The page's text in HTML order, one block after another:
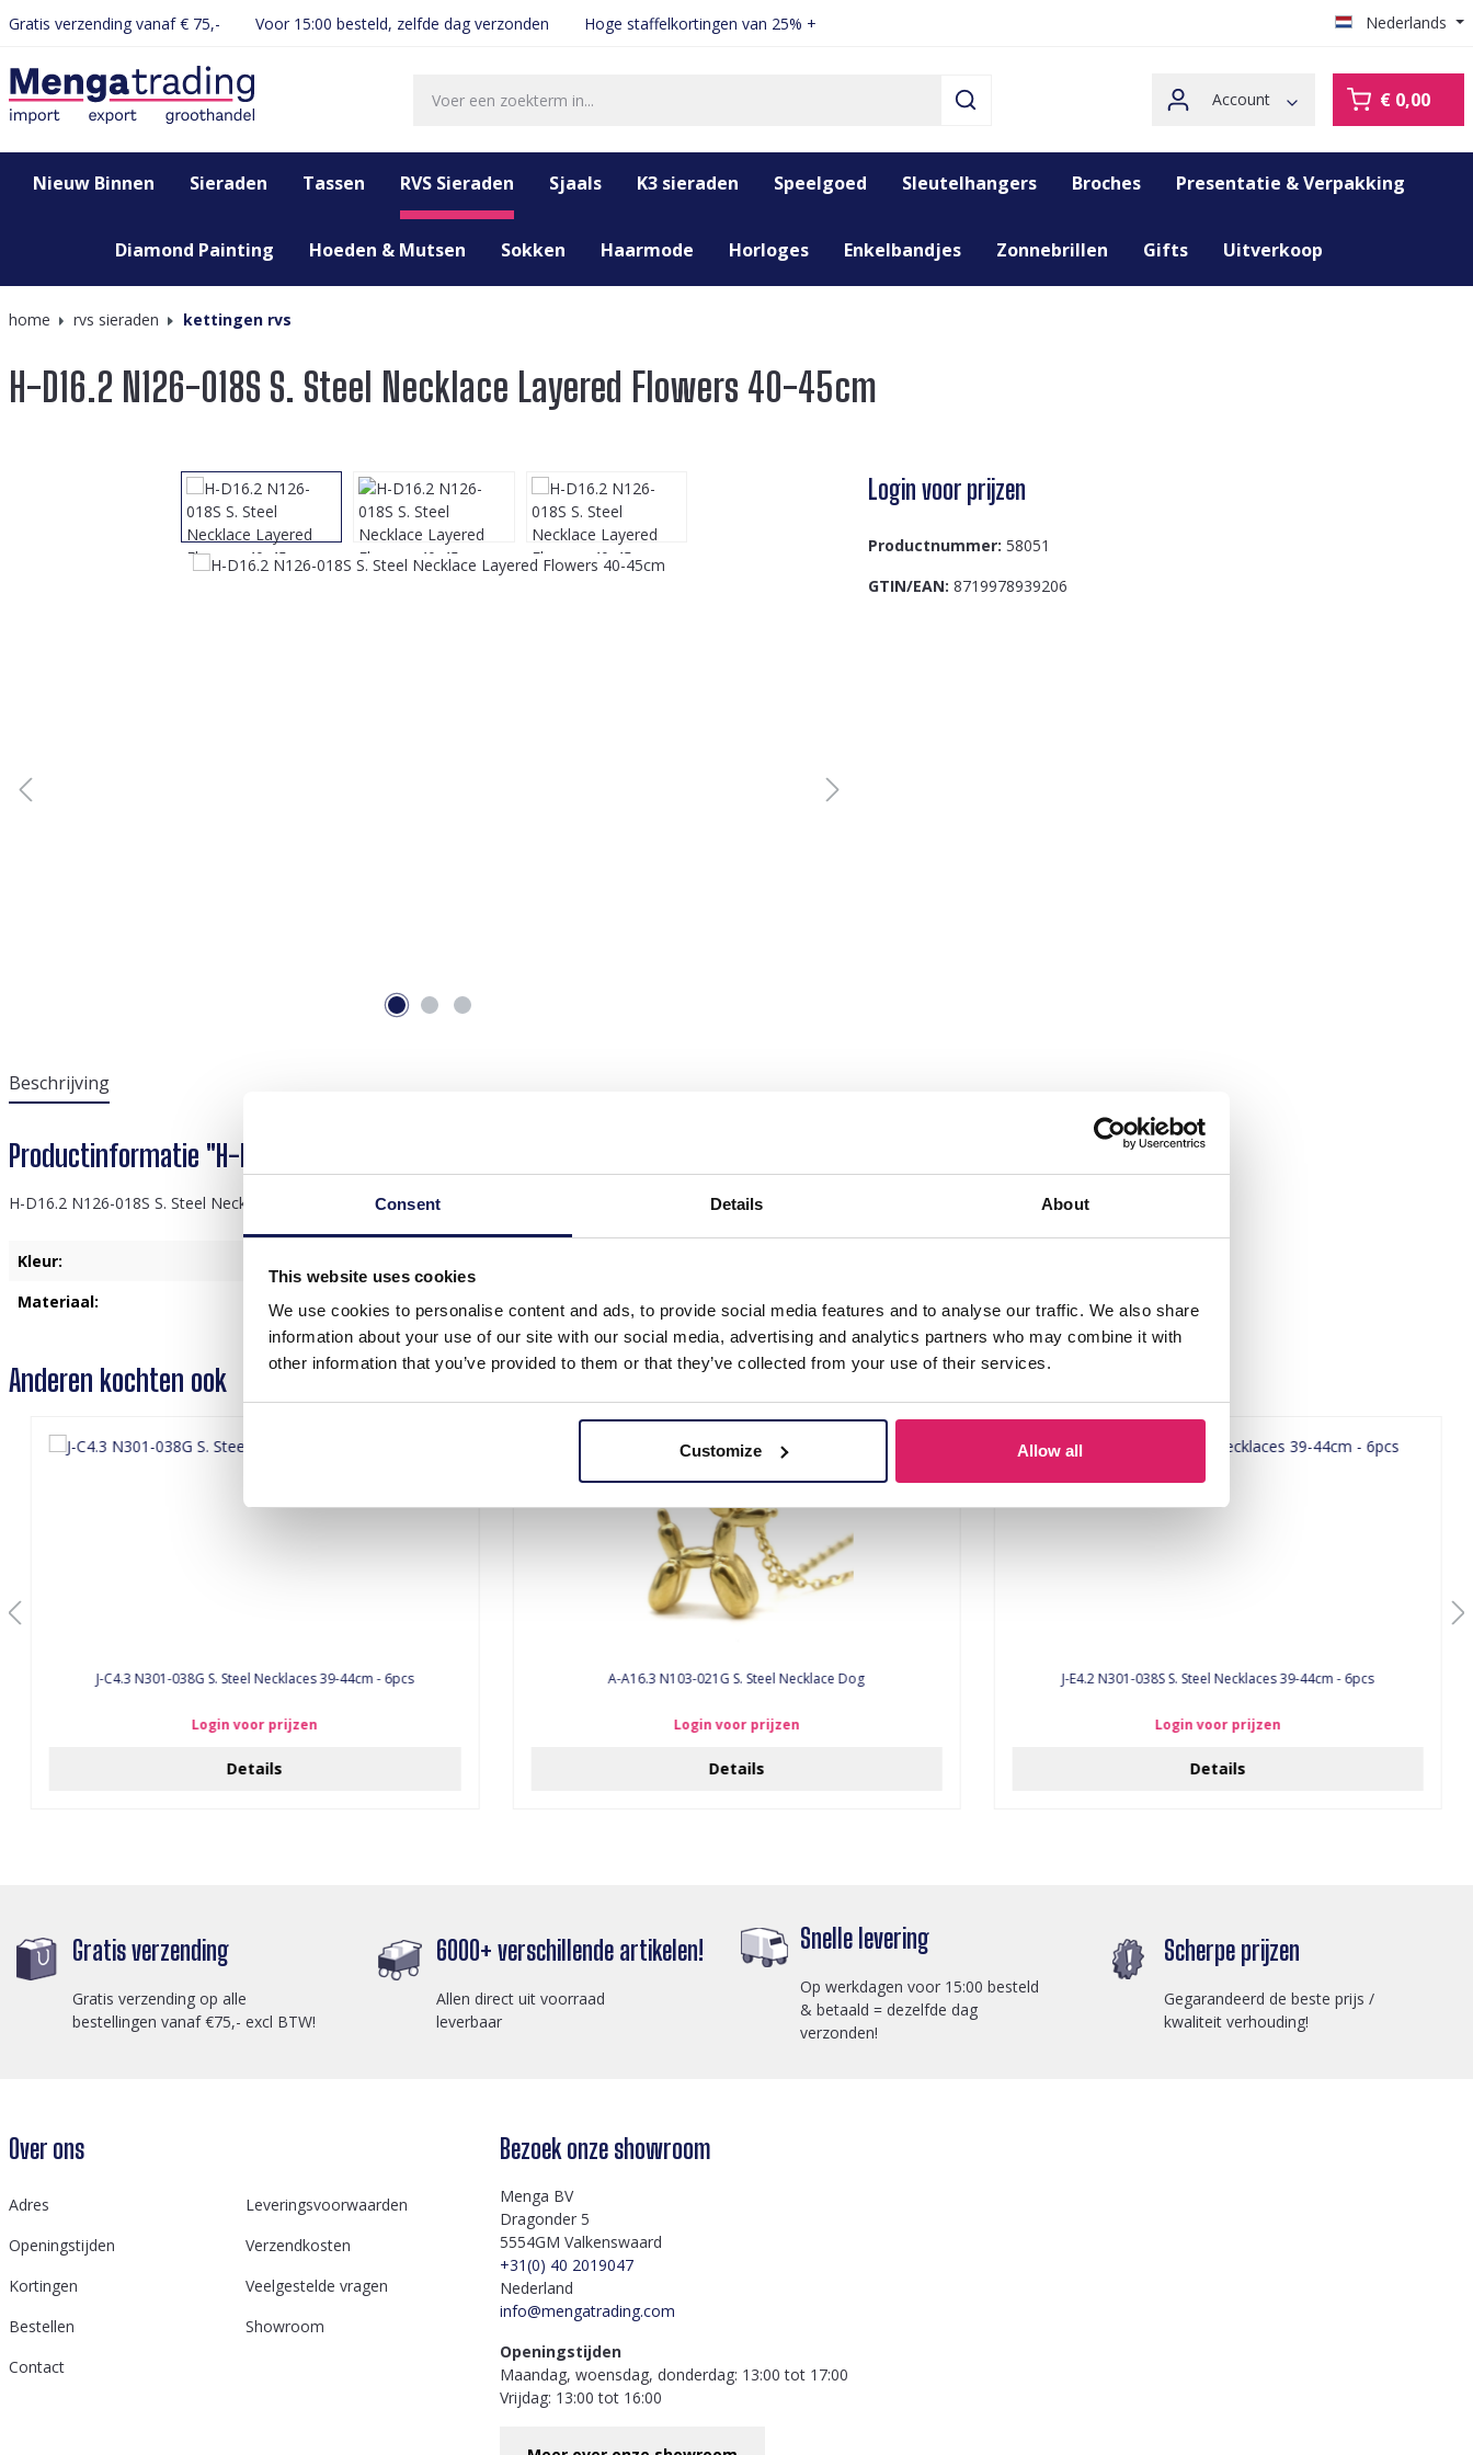
Consent Details About
This website uses cookies
We use cookies to personalise content and ads, to provide social media features and to analyse our traffic. We also share
information about your use of our site with our social media, advertising and analytics partners who may combine it with
other information that you’ve provided to them or that they’ve collected from your use of their services.
Customize Allow all
Ga naar de hoofdnavigatie
Gratis verzending vanaf € 75,- Voor 15:00 besteld, zelfde dag verzonden Hoge staffelkortingen van 25% + Nederlands
Account € 0,00
Nieuw Binnen Sieraden Tassen RVS Sieraden Sjaals K3 sieraden Speelgoed Sleutelhangers Broches Presentatie & Verpakking
Diamond Painting Hoeden & Mutsen Sokken Haarmode Horloges Enkelbandjes Zonnebrillen Gifts Uitverkoop
home rvs sieraden kettingen rvs
H-D16.2 N126-018S S. Steel Necklace Layered Flowers 40-45cm
Afbeeldingengalerij overslaan Login voor prijzen
Productnummer: 58051
GTIN/EAN: 8719978939206
Beschrijving
Productinformatie "H-D16.2 N126-018S S. Steel Necklace Layered Flowers 40-45cm"
H-D16.2 N126-018S S. Steel Necklace Layered Flowers 40-45cm
Kleur:
Materiaal:
Roestvrij Staal
Anderen kochten ook
J-C4.3 N301-038G S. Steel Necklaces 39-44cm - 6pcs
Login voor prijzen
Details
A-A16.3 N103-021G S. Steel Necklace Dog
Login voor prijzen
Details
J-E4.2 N301-038S S. Steel Necklaces 39-44cm - 6pcs
Login voor prijzen
Details
Gratis verzending
Gratis verzending op alle
bestellingen vanaf €75,- excl BTW!
6000+ verschillende artikelen!
Allen direct uit voorraad
leverbaar
Snelle levering
Op werkdagen voor 15:00 besteld
& betaald = dezelfde dag
verzonden!
Scherpe prijzen
Gegarandeerd de beste prijs /
kwaliteit verhouding!
Over ons
Adres
Leveringsvoorwaarden
Openingstijden
Verzendkosten
Kortingen
Veelgestelde vragen
Bestellen
Showroom
Contact
Bezoek onze showroom
Menga BV
Dragonder 5
5554GM Valkenswaard
+31(0) 40 2019047
Nederland
info@mengatrading.com
Openingstijden
Maandag, woensdag, donderdag: 13:00 tot 17:00
Vrijdag: 13:00 tot 16:00